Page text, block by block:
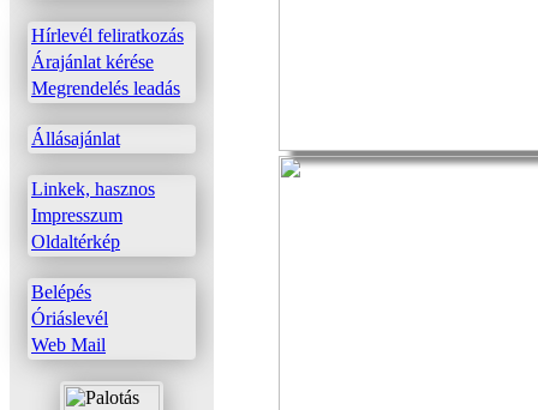
Hírlevél feliratkozás
Árajánlat kérése
Megrendelés leadás
Állásajánlat
Linkek, hasznos
Impresszum
Oldaltérkép
Belépés
Óriáslevél
Web Mail